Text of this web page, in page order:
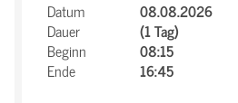
Datum
08.08.2026
Dauer
(1 Tag)
Beginn
08:15
Ende
16:45